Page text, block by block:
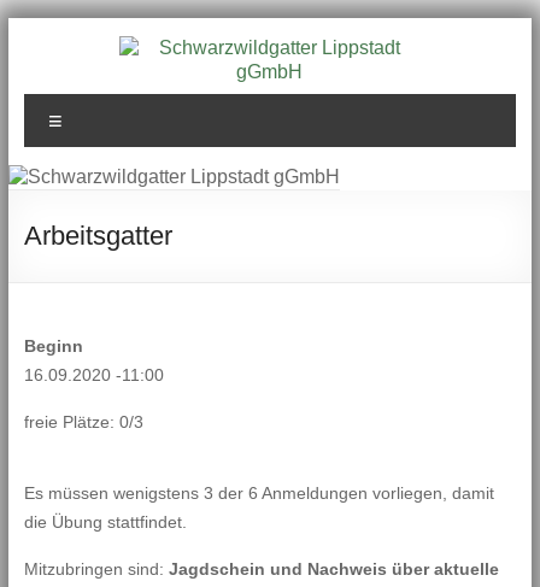
Schwarzwildgatter
Lippstadt gGmbH
Arbeitsgatter
Beginn
16.09.2020 -11:00
freie Plätze: 0/3
Es müssen wenigstens 3 der 6 Anmeldungen vorliegen, damit
die Übung stattfindet.
Mitzubringen sind: Jagdschein und Nachweis über aktuelle